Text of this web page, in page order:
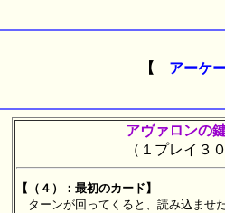
【 アーケ
アヴァロンの
（１プレイ３
【（４）：最初のカード】
ターンが回ってくると、読み込ませ